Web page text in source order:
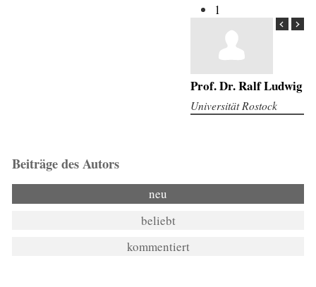
1
Prof. Dr. Ralf Ludwig
Universität Rostock
Beiträge des Autors
neu
beliebt
kommentiert